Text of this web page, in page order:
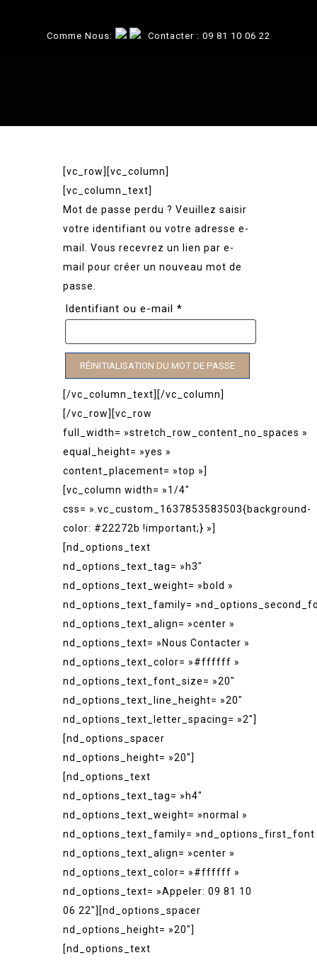
Comme Nous: Contacter : 09 81 10 06 22
[vc_row][vc_column]
[vc_column_text]
Mot de passe perdu ? Veuillez saisir
votre identifiant ou votre adresse e-
mail. Vous recevrez un lien par e-
mail pour créer un nouveau mot de
passe.
Identifiant ou e-mail *
RÉINITIALISATION DU MOT DE PASSE
[/vc_column_text][/vc_column]
[/vc_row][vc_row
full_width= »stretch_row_content_no_spaces »
equal_height= »yes »
content_placement= »top »]
[vc_column width= »1/4″
css= ».vc_custom_1637853583503{background-
color: #22272b !important;} »]
[nd_options_text
nd_options_text_tag= »h3″
nd_options_text_weight= »bold »
nd_options_text_family=
nd_options_text_align= »center »
nd_options_text= »Nous Contacter »
nd_options_text_color= »#ffffff »
nd_options_text_font_size= »20″
nd_options_text_line_height= »20″
nd_options_text_letter_spacing= »2″]
[nd_options_spacer
nd_options_height= »20″]
[nd_options_text
nd_options_text_tag= »h4″
nd_options_text_weight= »normal »
nd_options_text_family= »nd_options_first_font
nd_options_text_align= »center »
nd_options_text_color= »#ffffff »
nd_options_text= »Appeler: 09 81 10
06 22″][nd_options_spacer
nd_options_height= »20″]
[nd_options_text